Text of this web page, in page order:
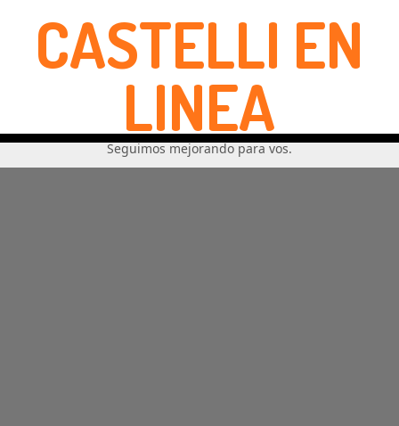
CASTELLI EN
LINEA
Seguimos mejorando para vos.